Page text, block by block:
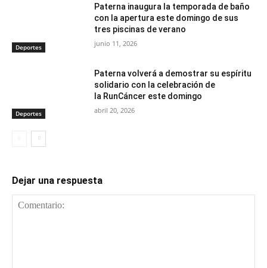
Deportes
Paterna inaugura la temporada de baño
con la apertura este domingo de sus
tres piscinas de verano
junio 11, 2026
Deportes
Paterna volverá a demostrar su espíritu
solidario con la celebración de
la RunCáncer este domingo
abril 20, 2026
Dejar una respuesta